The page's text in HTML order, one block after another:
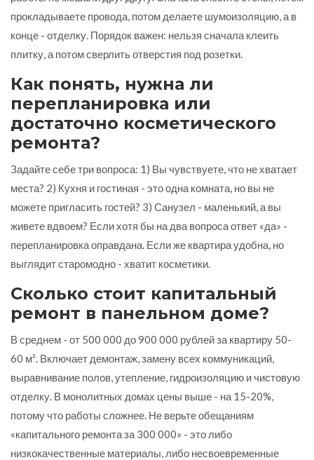
прокладываете провода, потом делаете шумоизоляцию, а в
конце - отделку. Порядок важен: нельзя сначала клеить
плитку, а потом сверлить отверстия под розетки.
Как понять, нужна ли
перепланировка или
достаточно косметического
ремонта?
Задайте себе три вопроса: 1) Вы чувствуете, что не хватает
места? 2) Кухня и гостиная - это одна комната, но вы не
можете пригласить гостей? 3) Санузел - маленький, а вы
живете вдвоем? Если хотя бы на два вопроса ответ «да» -
перепланировка оправдана. Если же квартира удобна, но
выглядит старомодно - хватит косметики.
Сколько стоит капитальный
ремонт в панельном доме?
В среднем - от 500 000 до 900 000 рублей за квартиру 50-
60 м². Включает демонтаж, замену всех коммуникаций,
выравнивание полов, утепление, гидроизоляцию и чистовую
отделку. В монолитных домах цены выше - на 15-20%,
потому что работы сложнее. Не верьте обещаниям
«капитального ремонта за 300 000» - это либо
низкокачественные материалы, либо несвоевременные